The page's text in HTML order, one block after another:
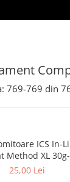
769-769 din
ICS In-
Method XL
60g | PRO FL
25,00 Lei